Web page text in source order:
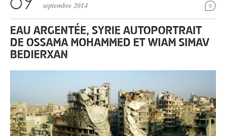
0
septembre 2014
EAU ARGENTÉE, SYRIE AUTOPORTRAIT
DE OSSAMA MOHAMMED ET WIAM SIMAV
BEDIERXAN